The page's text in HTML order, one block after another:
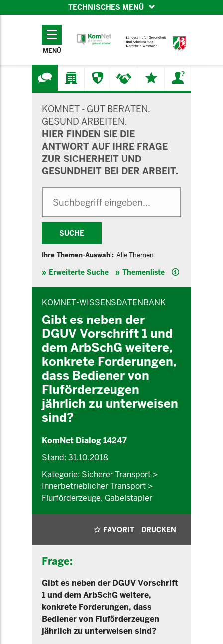
TECHNISCHES MENÜ
TECHNISCHES
MENÜ
KOMNET - GUT BERATEN.
GESUND ARBEITEN.
HIER FINDEN SIE DIE
ANTWORT AUF IHRE FRAGE
ZUR SICHERHEIT UND
GESUNDHEIT BEI DER ARBEIT.
SUCHE
Ihre Themen-Auswahl: Alle Themen
Erweiterte Suche Themenliste Hilfe
KOMNET-WISSENSDATENBANK
Gibt es neben der
DGUV Vorschrift 1 und
dem ArbSchG weitere,
konkrete Forderungen,
dass Bediener von
Fluförderzeugen
jährlich zu unterweisen
sind?
KomNet Dialog 14247
Stand: 31.10.2018
Kategorie: Sicherer Transport >
Innerbetrieblicher Transport >
Flurförderzeuge, Gabelstapler
FAVORIT DRUCKEN
Frage:
Gibt es neben der DGUV Vorschrift
1 und dem ArbSchG weitere,
konkrete Forderungen, dass
Bediener von Fluförderzeugen
jährlich zu unterweisen sind?